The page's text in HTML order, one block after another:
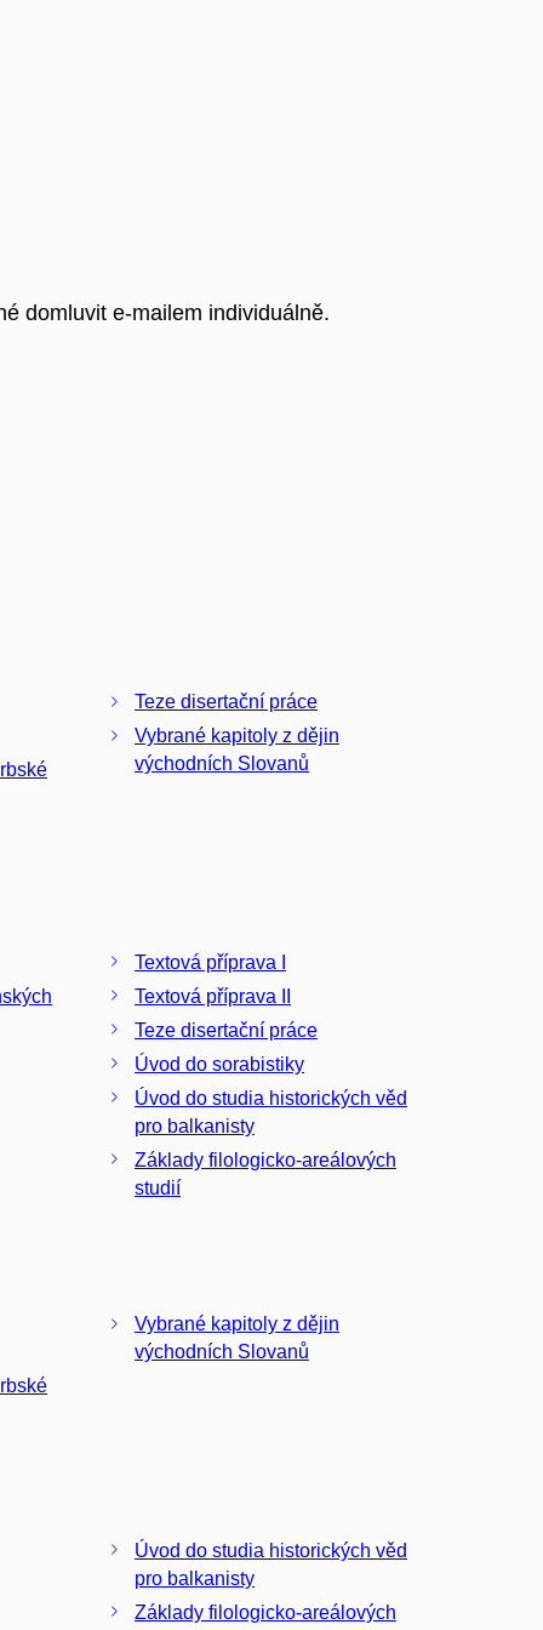
domluvit e-mailem individuálně.
Teze disertační práce
Vybrané kapitoly z dějin
východních Slovanů
Textová příprava I
Textová příprava II
Teze disertační práce
Úvod do sorabistiky
Úvod do studia historických věd
pro balkanisty
Základy filologicko-areálových
studií
Vybrané kapitoly z dějin
východních Slovanů
Úvod do studia historických věd
pro balkanisty
Základy filologicko-areálových